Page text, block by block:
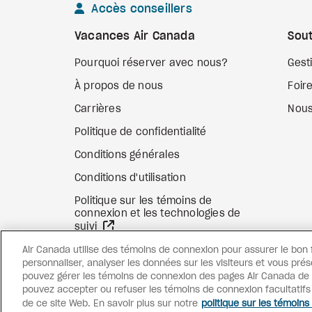
Accès conseillers
Vacances Air Canada
Pourquoi réserver avec nous?
À propos de nous
Carrières
Politique de confidentialité
Conditions générales
Conditions d'utilisation
Politique sur les témoins de
connexion et les technologies de
suivi
Air Canada utilise des témoins de connexion pour assurer le
personnaliser, analyser les données sur les visiteurs et vous
pouvez gérer les témoins de connexion des pages Air Canada
pouvez accepter ou refuser les témoins de connexion facultatifs
de ce site Web. En savoir plus sur notre politique sur les